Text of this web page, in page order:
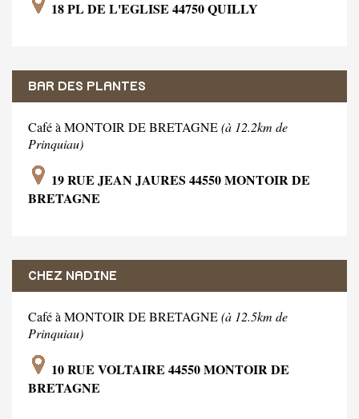
18 PL DE L'EGLISE 44750 QUILLY
BAR DES PLANTES
Café à MONTOIR DE BRETAGNE(à 12.2km de
Prinquiau)
19 RUE JEAN JAURES 44550 MONTOIR DE
BRETAGNE
CHEZ NADINE
Café à MONTOIR DE BRETAGNE(à 12.5km de
Prinquiau)
10 RUE VOLTAIRE 44550 MONTOIR DE
BRETAGNE